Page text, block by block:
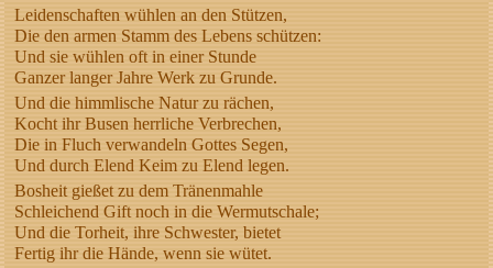
Leidenschaften wühlen an den Stützen,
Die den armen Stamm des Lebens schützen:
Und sie wühlen oft in einer Stunde
Ganzer langer Jahre Werk zu Grunde.
Und die himmlische Natur zu rächen,
Kocht ihr Busen herrliche Verbrechen,
Die in Fluch verwandeln Gottes Segen,
Und durch Elend Keim zu Elend legen.
Bosheit gießet zu dem Tränenmahle
Schleichend Gift noch in die Wermutschale;
Und die Torheit, ihre Schwester, bietet
Fertig ihr die Hände, wenn sie wütet.